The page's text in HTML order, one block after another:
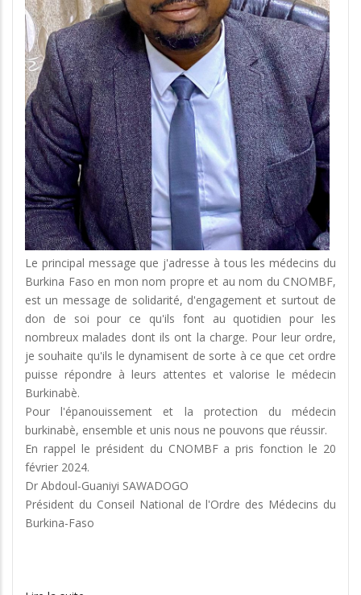
Le principal message que j'adresse à tous les médecins du
Burkina Faso en mon nom propre et au nom du CNOMBF,
est un message de solidarité, d'engagement et surtout de
don de soi pour ce qu'ils font au quotidien pour les
nombreux malades dont ils ont la charge. Pour leur ordre,
je souhaite qu'ils le dynamisent de sorte à ce que cet ordre
puisse répondre à leurs attentes et valorise le médecin
Burkinabè.
Pour l'épanouissement et la protection du médecin
burkinabè, ensemble et unis nous ne pouvons que réussir.
En rappel le président du CNOMBF a pris fonction le 20
février 2024.
Dr Abdoul-Guaniyi SAWADOGO
Président du Conseil National de l'Ordre des Médecins du
Burkina-Faso